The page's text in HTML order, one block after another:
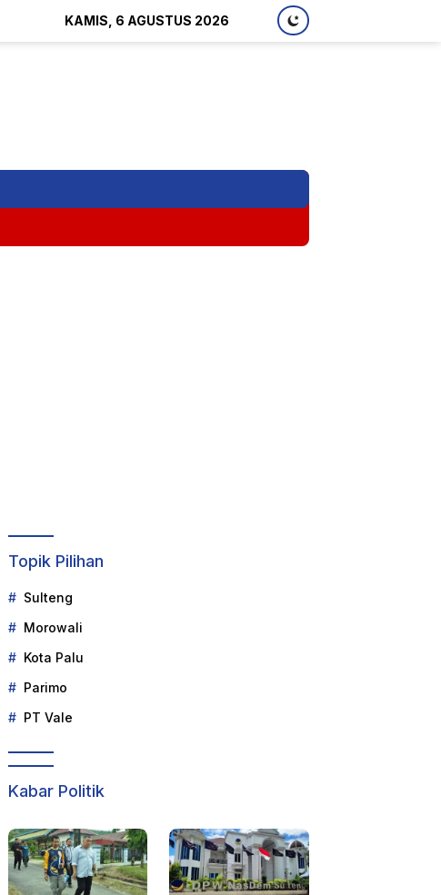
KAMIS, 6 AGUSTUS 2026
Topik Pilihan
Sulteng
Morowali
Kota Palu
Parimo
PT Vale
Kabar Politik